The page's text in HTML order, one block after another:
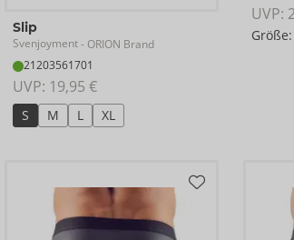
Slip
Svenjoyment- ORION Brand
21203561701
UVP: 19,95 €
S M L XL
UVP:
Größe: